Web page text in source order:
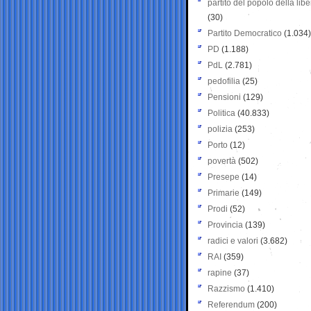
partito del popolo della
(30)
Partito Democratico (1.034)
PD (1.188)
PdL (2.781)
pedofilia (25)
Pensioni (129)
Politica (40.833)
polizia (253)
Porto (12)
povertà (502)
Presepe (14)
Primarie (149)
Prodi (52)
Provincia (139)
radici e valori (3.682)
RAI (359)
rapine (37)
Razzismo (1.410)
Referendum (200)